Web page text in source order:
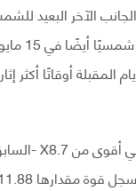
الآخر البعيد
المقبلة أوقاتًا أكثر